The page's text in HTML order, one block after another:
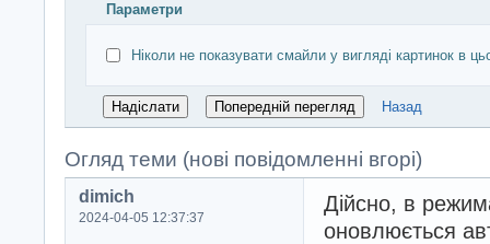
Параметри
Ніколи не показувати смайли у вигляді картинок в
Назад
Огляд теми (нові повідомленні вгорі)
dimich
2024-04-05 12:37:37
Дійсно, в
оновлюється